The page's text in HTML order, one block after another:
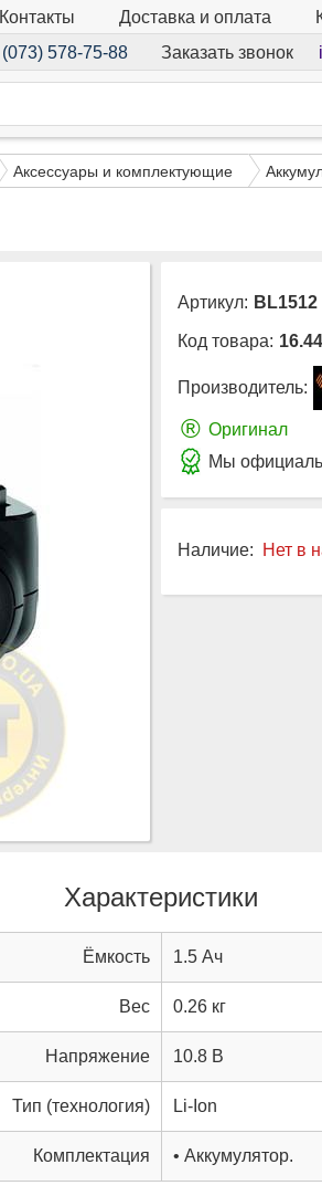
Контакты Доставка и оплата
(073) 578-75-88 Заказать звонок
Аксессуары и комплектующие
Артикул: BL1512
Код товара:
Производитель:
® Оригинал
Мы
Наличие: Нет в
Характеристики
Ёмкость 1.5 Ач
Вес 0.26 кг
Напряжение 10.8 В
Тип (технология) Li-Ion
Комплектация • Аккумулятор.